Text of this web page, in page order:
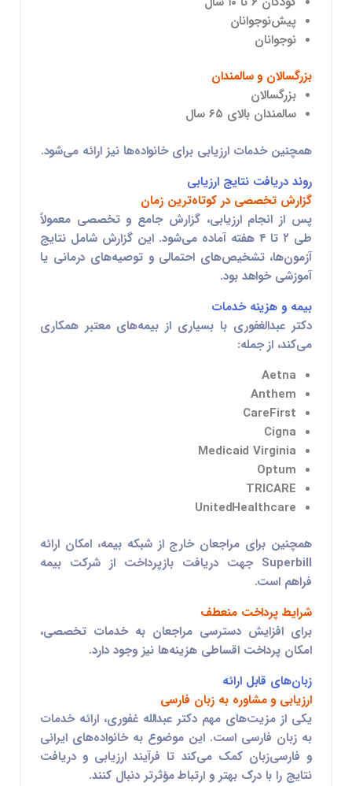
پیش‌نوجوانان
نوجوانان
بزرگسالان و سالمندان
بزرگسالان
سالمندان بالای ۶۵ سال
همچنین خدمات ارزیابی برای خانواده‌ها نیز ارائه می‌شود.
روند دریافت نتایج ارزیابی
گزارش تخصصی در کوتاه‌ترین زمان
پس از انجام ارزیابی، گزارش جامع و تخصصی معمولاً
طی ۲ تا ۴ هفته آماده می‌شود. این گزارش شامل نتایج
آزمون‌ها، تشخیص‌های احتمالی و توصیه‌های درمانی یا
آموزشی خواهد بود.
بیمه و هزینه خدمات
دکتر عبدالغفوری با بسیاری از بیمه‌های معتبر همکاری
می‌کند، از جمله:
Aetna
Anthem
CareFirst
Cigna
Medicaid Virginia
Optum
TRICARE
UnitedHealthcare
همچنین برای مراجعان خارج از شبکه بیمه، امکان ارائه
Superbill جهت دریافت بازپرداخت از شرکت بیمه
فراهم است.
شرایط پرداخت منعطف
برای افزایش دسترسی مراجعان به خدمات تخصصی،
امکان پرداخت اقساطی هزینه‌ها نیز وجود دارد.
زبان‌های قابل ارائه
ارزیابی و مشاوره به زبان فارسی
یکی از مزیت‌های مهم دکتر عبدالله غفوری، ارائه خدمات
به زبان فارسی است. این موضوع به خانواده‌های ایرانی
و فارسی‌زبان کمک می‌کند تا فرآیند ارزیابی و دریافت
نتایج را با درک بهتر و ارتباط مؤثرتر دنبال کنند.